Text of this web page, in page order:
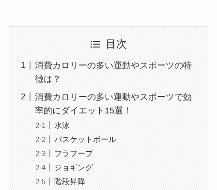
目次
消費カロリーの多い運動やスポーツの特
徴は？
消費カロリーの多い運動やスポーツで効
率的にダイエット15選！
水泳
バスケットボール
フラフープ
ジョギング
階段昇降